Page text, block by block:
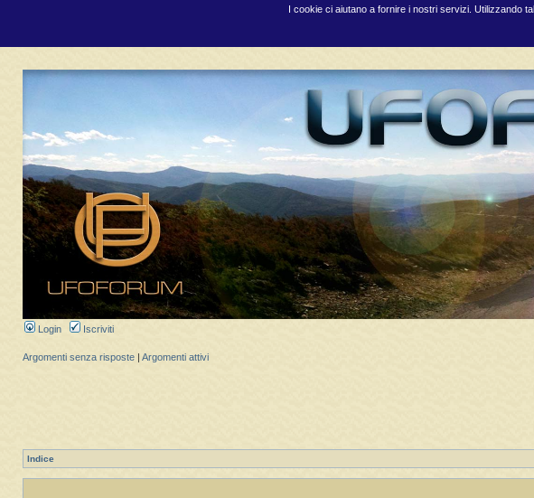
I cookie ci aiutano a fornire i nostri servizi. Utilizzando
Login Iscriviti
Argomenti senza risposte Argomenti attivi
Indice